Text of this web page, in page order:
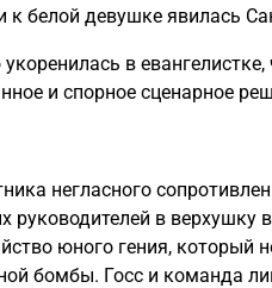
к белой девушке явилась
в евангелистке,
и спорное сценарное
негласного
руководителей в верхушку
юного гения, который
бомбы. Госс и команда